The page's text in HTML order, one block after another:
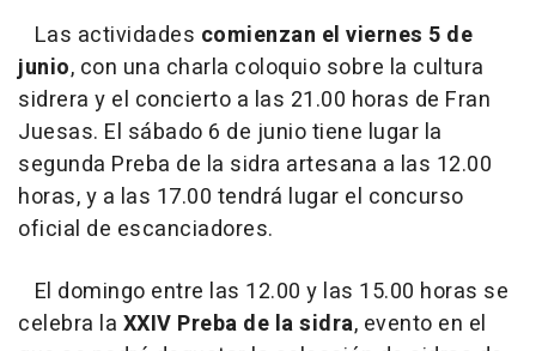
Las actividades comienzan el viernes 5 de
junio, con una charla coloquio sobre la cultura
sidrera y el concierto a las 21.00 horas de Fran
Juesas. El sábado 6 de junio tiene lugar la
segunda Preba de la sidra artesana a las 12.00
horas, y a las 17.00 tendrá lugar el concurso
oficial de escanciadores.
El domingo entre las 12.00 y las 15.00 horas se
celebra la XXIV Preba de la sidra, evento en el